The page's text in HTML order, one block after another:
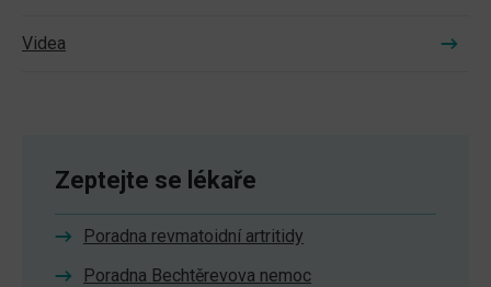
Videa
Zeptejte se lékaře
Poradna revmatoidní artritidy
Poradna Bechtěrevova nemoc